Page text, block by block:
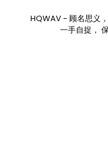
HQWAV - 顾名思义
一手自捉，